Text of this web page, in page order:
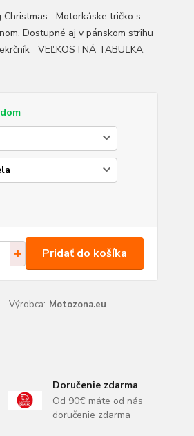
Christmas Motorkáske tričko s
Dostupné aj v pánskom strihu
VEĽKOSTNÁ TABUĽKA:
Pridať do košíka
Výrobca: Motozona.eu
Doručenie zdarma
Od 90€ máte od nás
doručenie zdarma